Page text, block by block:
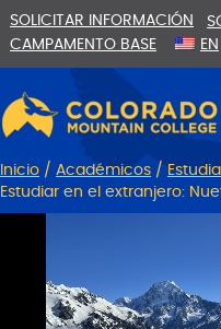
al
contenido
la
navegación
SOLICITAR INFORMACIÓN
CAMPAMENTO BASE
EN
Inicio / Académicos /
Estudiar en el extranjero: